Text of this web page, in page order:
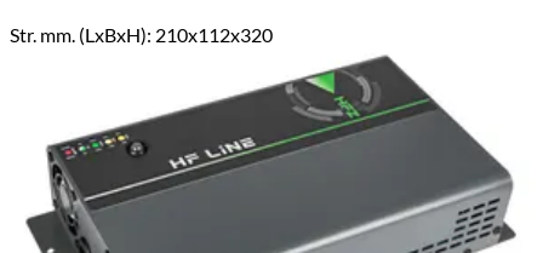
Str. mm. (LxBxH): 210x112x320